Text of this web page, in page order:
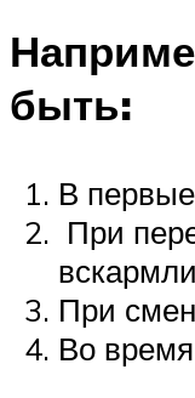
быть:
В
При
При
Во